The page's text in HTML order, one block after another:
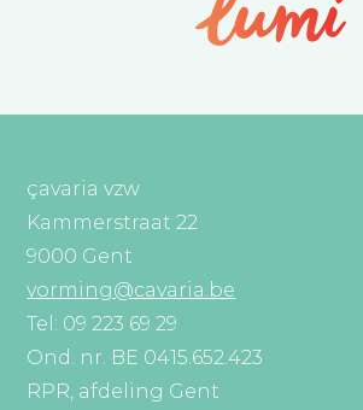
çavaria vzw
Kammerstraat 22
9000 Gent
vorming@cavaria.be
Tel: 09 223 69 29
Ond. nr. BE 0415.652.423
RPR, afdeling Gent